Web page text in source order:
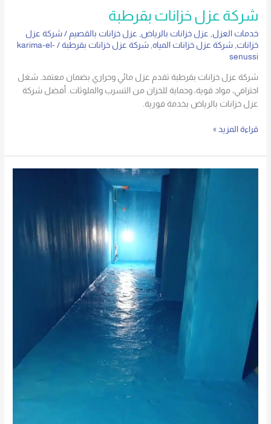
شركة عزل خزانات بقرطبة
خدمات العزل, عزل خزانات بالرياض, عزل خزانات بالقصيم /شركة عزل
خزانات,شركة عزل خزانات المياه,شركة عزل خزانات بقرطبة /
karima-el-
senussi
شركة عزل خزانات بقرطبة تقدم عزل مائي وحراري بضمان معتمد. شغل
احترافي، مواد قوية، وحماية للخزان من التسرب والملوثات. أفضل شركة
عزل خزانات بالرياض بخدمة فورية.
شركة
خزانات
بقرطبة
قراءة المزيد »